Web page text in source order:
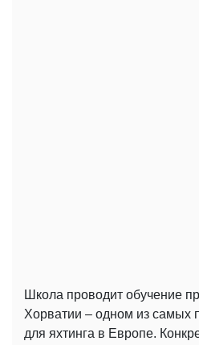
Школа проводит обучение
Хорватии – одном из самых
для яхтинга в Европе.